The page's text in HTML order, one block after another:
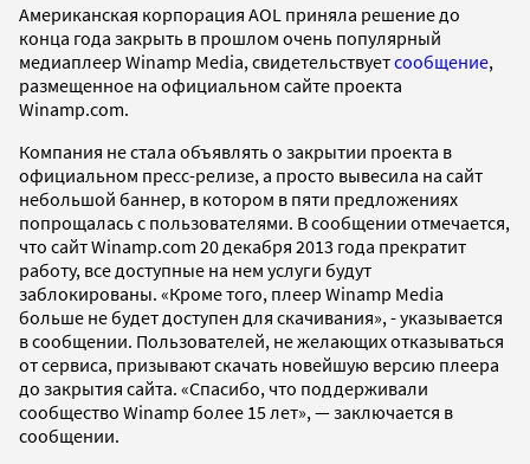
Американская корпорация AOL приняла решение до
конца года закрыть в прошлом очень популярный
медиаплеер Winamp Media, свидетельствуетсообщение,
размещенное на официальном сайте проекта
Winamp.com.
Компания не стала объявлять о закрытии проекта в
официальном пресс-релизе, а просто вывесила на сайт
небольшой баннер, в котором в пяти предложениях
попрощалась с пользователями. В сообщении отмечается,
что сайт Winamp.com 20 декабря 2013 года прекратит
работу, все доступные на нем услуги будут
заблокированы. «Кроме того, плеер Winamp Media
больше не будет доступен для скачивания», - указывается
в сообщении. Пользователей, не желающих отказываться
от сервиса, призывают скачать новейшую версию плеера
до закрытия сайта. «Спасибо, что поддерживали
сообщество Winamp более 15 лет», — заключается в
сообщении.